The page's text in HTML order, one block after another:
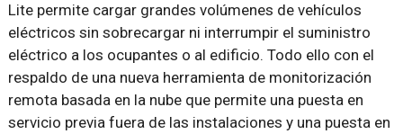
Lite permite cargar grandes volúmenes de vehículos
eléctricos sin sobrecargar ni interrumpir el suministro
eléctrico a los ocupantes o al edificio. Todo ello con el
respaldo de una nueva herramienta de monitorización
remota basada en la nube que permite una puesta en
servicio previa fuera de las instalaciones y una puesta en